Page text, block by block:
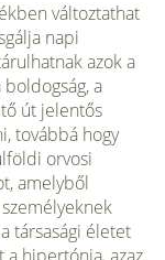
változtathat
napi
azok a
a
út jelentős
továbbá hogy
orvosi
amelyből
társasági életet